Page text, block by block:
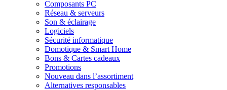
Composants PC
Réseau & serveurs
Son & éclairage
Logiciels
Sécurité informatique
Domotique & Smart Home
Bons & Cartes cadeaux
Promotions
Nouveau dans l’assortiment
Alternatives responsables